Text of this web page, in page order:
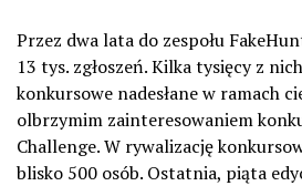
Przez dwa lata do zespołu
13 tys. zgłoszeń. Kilka tysięcy z
konkursowe nadesłane w ramach
olbrzymim zainteresowaniem
Challenge. W rywalizację
blisko 500 osób. Ostatnia, piąta